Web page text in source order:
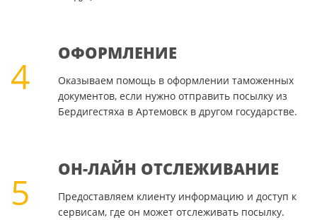
4
ОФОРМЛЕНИЕ
Оказываем помощь в оформлении таможенных
документов, если нужно отправить посылку из
Бердигестяха в Артемовск в другом государстве.
5
ОН-ЛАЙН ОТСЛЕЖИВАНИЕ
Предоставляем клиенту информацию и доступ к
сервисам, где он может отслеживать посылку.